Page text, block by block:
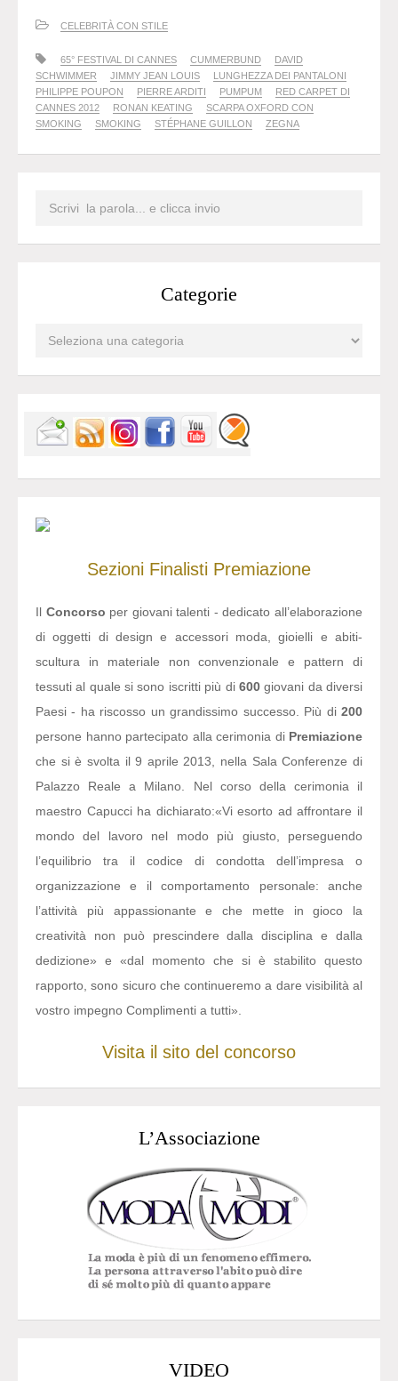
CELEBRITÀ CON STILE
65° FESTIVAL DI CANNES CUMMERBUND
DAVID
SCHWIMMER
JIMMY JEAN LOUIS
LUNGHEZZA DEI PANTALONI
PHILIPPE POUPON
PIERRE ARDITI PUMPUM
RED CARPET DI
CANNES 2012
RONAN KEATING
SCARPA OXFORD CON
SMOKING
SMOKING STÉPHANE GUILLON ZEGNA
Categorie
Sezioni Finalisti Premiazione
Il Concorso per giovani talenti - dedicato all’elaborazione
di oggetti di design e accessori moda, gioielli e abiti-
scultura in materiale non convenzionale e pattern di
tessuti al quale si sono iscritti più di 600giovani da diversi
Paesi - ha riscosso un grandissimo successo. Più di 200
persone hanno partecipato alla cerimonia di Premiazione
che si è svolta il 9 aprile 2013, nella Sala Conferenze di
Palazzo Reale a Milano. Nel corso della cerimonia il
maestro Capucci ha dichiarato:«Vi esorto ad affrontare il
mondo del lavoro nel modo più giusto, perseguendo
l’equilibrio tra il codice di condotta dell’impresa o
organizzazione e il comportamento personale: anche
l’attività più appassionante e che mette in gioco la
creatività non può prescindere dalla disciplina e dalla
dedizione» e «dal momento che si è stabilito questo
rapporto, sono sicuro che continueremo a dare visibilità al
vostro impegno Complimenti a tutti».
Visita il sito del concorso
L’Associazione
VIDEO